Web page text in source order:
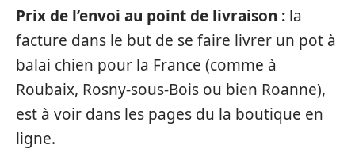
Prix de l’envoi au point de livraison : la
facture dans le but de se faire livrer un pot à
balai chien pour la France (comme à
Roubaix, Rosny-sous-Bois ou bien Roanne),
est à voir dans les pages du la boutique en
ligne.